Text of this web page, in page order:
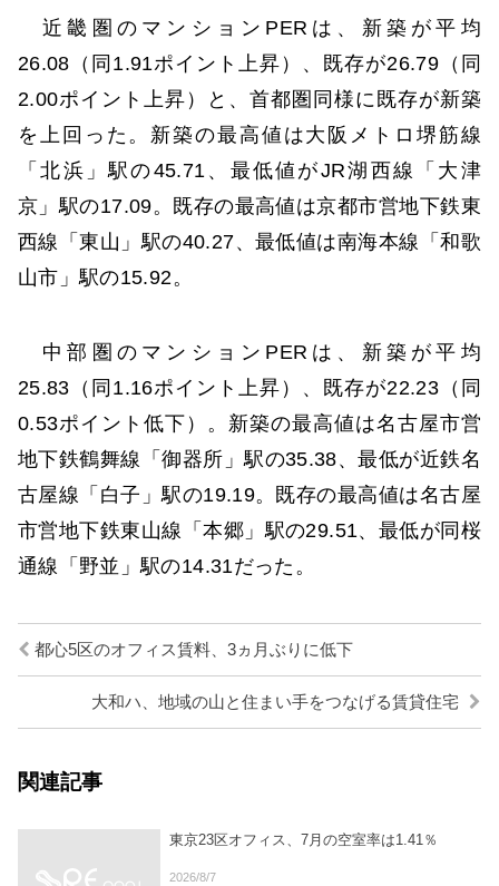
近畿圏のマンションPERは、新築が平均
26.08（同1.91ポイント上昇）、既存が26.79（同
2.00ポイント上昇）と、首都圏同様に既存が新築
を上回った。新築の最高値は大阪メトロ堺筋線
「北浜」駅の45.71、最低値がJR湖西線「大津
京」駅の17.09。既存の最高値は京都市営地下鉄東
西線「東山」駅の40.27、最低値は南海本線「和歌
山市」駅の15.92。
中部圏のマンションPERは、新築が平均
25.83（同1.16ポイント上昇）、既存が22.23（同
0.53ポイント低下）。新築の最高値は名古屋市営
地下鉄鶴舞線「御器所」駅の35.38、最低が近鉄名
古屋線「白子」駅の19.19。既存の最高値は名古屋
市営地下鉄東山線「本郷」駅の29.51、最低が同桜
通線「野並」駅の14.31だった。
都心5区のオフィス賃料、3ヵ月ぶりに低下
大和ハ、地域の山と住まい手をつなげる賃貸住宅
関連記事
東京23区オフィス、7月の空室率は1.41％
2026/8/7